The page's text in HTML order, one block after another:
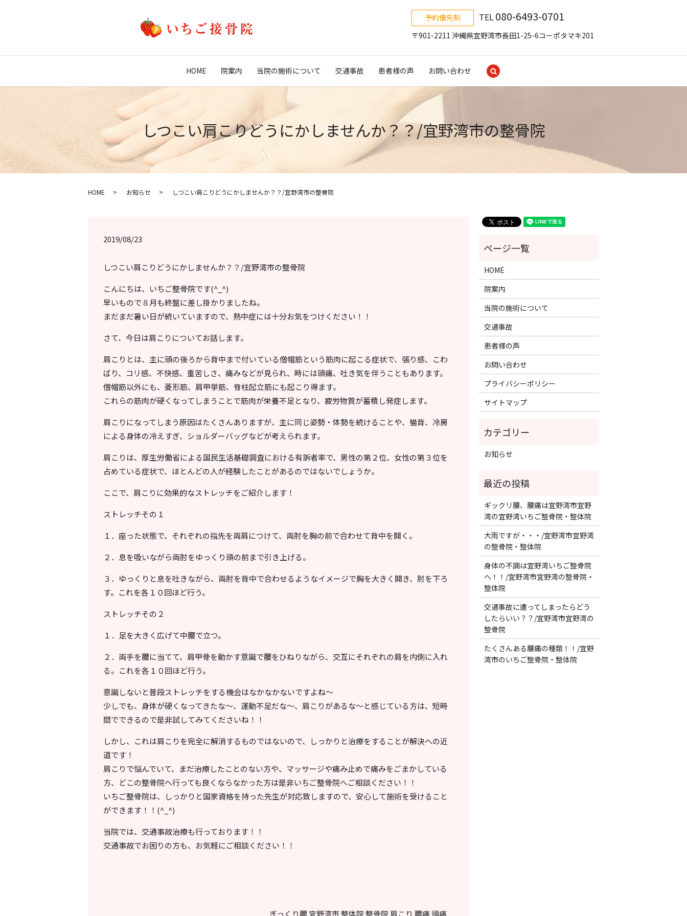
HOME 院案内 当院の施術について 交通事故 患者様の声 お問い合わせ
予約優先制 TEL080-6493-0701
〒901-2211 沖縄県宜野湾市長田1-25-6コーポタマキ201
しつこい肩こりどうにかしませんか？？/宜野湾市の整骨院
HOME お知らせ しつこい肩こりどうにかしませんか？？/宜野湾市の整骨院
2019/08/23
しつこい肩こりどうにかしませんか？？/宜野湾市の整骨院
こんにちは、いちご整骨院です(^_^)
早いもので８月も終盤に差し掛かりましたね。
まだまだ暑い日が続いていますので、熱中症には十分お気をつけください！！
さて、今日は肩こりについてお話します。
肩こりとは、主に頭の後ろから背中まで付いている僧帽筋という筋肉に起こる症状で、張り感、こわ
ばり、コリ感、不快感、重苦しさ、痛みなどが見られ、時には頭痛、吐き気を伴うこともあります。
僧帽筋以外にも、菱形筋、肩甲挙筋、脊柱起立筋にも起こり得ます。
これらの筋肉が硬くなってしまうことで筋肉が栄養不足となり、疲労物質が蓄積し発症します。
肩こりになってしまう原因はたくさんありますが、主に同じ姿勢・体勢を続けることや、猫背、冷房
による身体の冷えすぎ、ショルダーバッグなどが考えられます。
肩こりは、厚生労働省による国民生活基礎調査における有訴者率で、男性の第２位、女性の第３位を
占めている症状で、ほとんどの人が経験したことがあるのではないでしょうか。
ここで、肩こりに効果的なストレッチをご紹介します！
ストレッチその１
１．座った状態で、それぞれの指先を両肩につけて、両肘を胸の前で合わせて背中を開く。
２．息を吸いながら両肘をゆっくり頭の前まで引き上げる。
３．ゆっくりと息を吐きながら、両肘を背中で合わせるようなイメージで胸を大きく開き、肘を下ろ
す。これを各１０回ほど行う。
ストレッチその２
１．足を大きく広げて中腰で立つ。
２．両手を腰に当てて、肩甲骨を動かす意識で腰をひねりながら、交互にそれぞれの肩を内側に入れ
る。これを各１０回ほど行う。
意識しないと普段ストレッチをする機会はなかなかないですよね～
少しでも、身体が硬くなってきたな～、運動不足だな～、肩こりがあるな～と感じている方は、短時
間でできるので是非試してみてくださいね！！
しかし、これは肩こりを完全に解消するものではないので、しっかりと治療をすることが解決への近
道です！
肩こりで悩んでいて、まだ治療したことのない方や、マッサージや痛み止めで痛みをごまかしている
方、どこの整骨院へ行っても良くならなかった方は是非いちご整骨院へご相談ください！！
いちご整骨院は、しっかりと国家資格を持った先生が対応致しますので、安心して施術を受けること
ができます！！(^_^)
当院では、交通事故治療も行っております！！
交通事故でお困りの方も、お気軽にご相談ください！！
HOME
院案内
当院の施術について
交通事故
患者様の声
お問い合わせ
プライバシーポリシー
サイトマップ
お知らせ
ギックリ腰、腰痛は宜野湾市宜野
湾の宜野湾いちご整骨院・整体院
大雨ですが・・・/宜野湾市宜野湾
の整骨院・整体院
身体の不調は宜野湾いちご整骨院
へ！！/宜野湾市宜野湾の整骨院・
整体院
交通事故に遭ってしまったらどう
したらいい？？/宜野湾市宜野湾の
整骨院
たくさんある腰痛の種類！！/宜野
湾市のいちご整骨院・整体院